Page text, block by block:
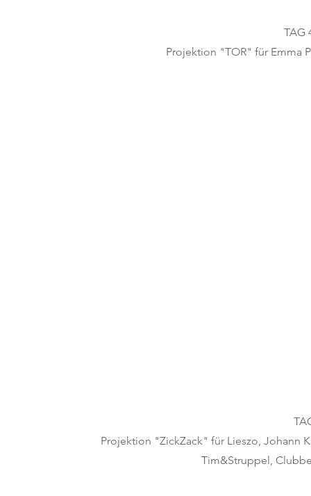
TAG
Projektion "TOR" für Emma
Projektion "ZickZack" für Lieszo, Johann
Tim&Struppel,